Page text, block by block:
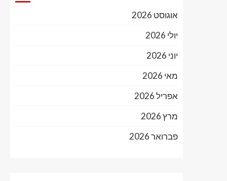
אוגוסט 2026
יולי 2026
יוני 2026
מאי 2026
אפריל 2026
מרץ 2026
פברואר 2026